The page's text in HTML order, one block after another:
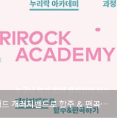
아이패드 개러지밴드로 합주 & 편곡하기 전문가과정 - 강사 오렌지노